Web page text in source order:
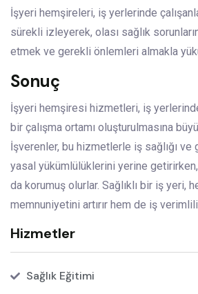
İşyeri hemşireleri, iş yerlerinde
sürekli izleyerek, olası sağlık
etmek ve gerekli önlemleri almakla
Sonuç
İşyeri hemşiresi hizmetleri, iş
bir çalışma ortamı oluşturulmasına
İşverenler, bu hizmetlerle iş sağlığı ve
yasal yükümlülüklerini yerine getirirken,
da korumuş olurlar. Sağlıklı bir iş yeri,
memnuniyetini artırır hem de iş
Hizmetler
Sağlık Eğitimi